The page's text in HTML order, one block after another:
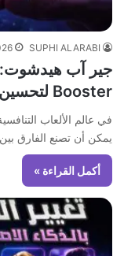
SUPHI ALARABI
Booster لتحسين الأداء
يمكن أن تصنع الفارق
أكمل القراءة »